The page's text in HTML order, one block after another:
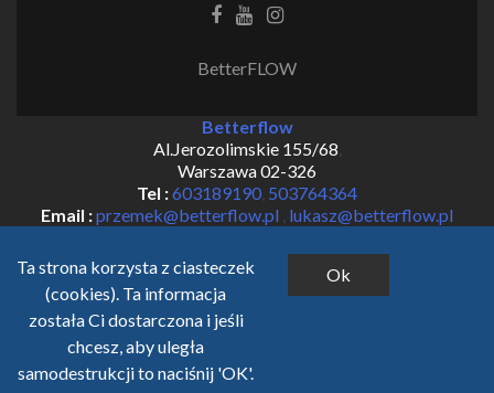
Facebook
YoutubeInstagram
BetterFLOW
Betterflow
Al.Jerozolimskie 155/68
Warszawa02-326
Tel :603189190 503764364
Email :przemek@betterflow.pl lukasz@betterflow.pl
Ta strona korzysta z ciasteczek
(cookies). Ta informacja
została Ci dostarczona i jeśli
chcesz, aby uległa
samodestrukcji to naciśnij 'OK'.
Ok